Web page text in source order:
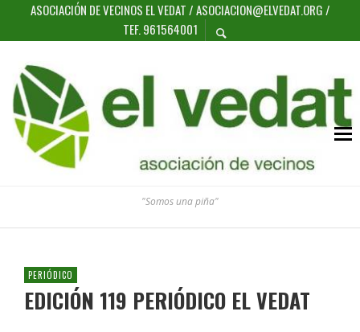
ASOCIACIÓN DE VECINOS EL VEDAT / ASOCIACION@ELVEDAT.ORG /
TEF. 961564001
"Somos una piña"
PERIÓDICO
EDICIÓN 119 PERIÓDICO EL VEDAT